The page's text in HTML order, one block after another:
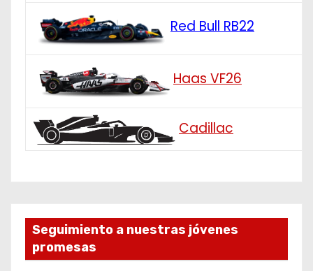
Red Bull RB22
Haas VF26
Cadillac
Seguimiento a nuestras jóvenes
promesas